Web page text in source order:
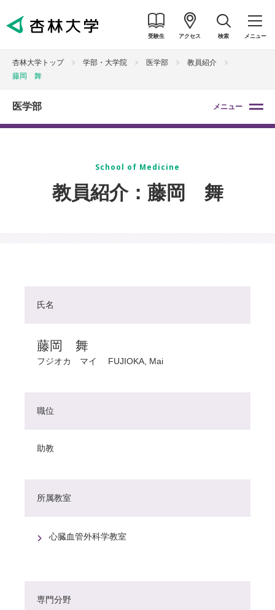
受験生 アクセス 検索 メニュー
杏林大学トップ 学部・大学院 医学部
教員紹介
藤岡 舞
医学部 メニュー
School of Medicine
教員紹介：藤岡 舞
氏名
藤岡 舞
フジオカ マイ FUJIOKA, Mai
職位
助教
所属教室
心臓血管外科学教室
専門分野